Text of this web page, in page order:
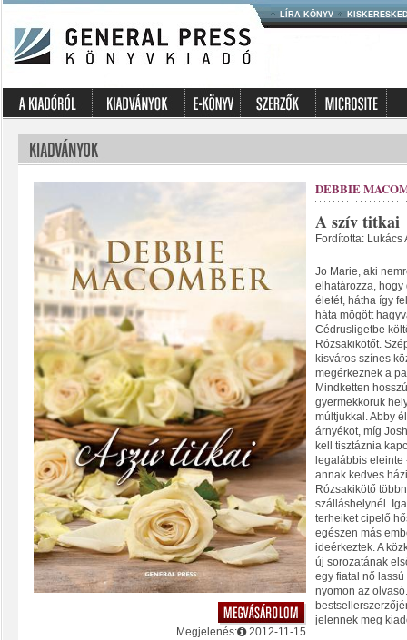
LÍRA KÖNYV
Megjelenés:
2012-11-15
DEBBIE
A szív titkai
Fordította: Lukács
Jo Marie, aki
elhatározza, hogy
életét, hátha így
háta mögött
Cédrusligetbe
Rózsakikötőt.
kisváros színes
megérkeznek a
Mindketten
gyermekkoruk
múltjukkal. Abby
árnyékot, míg
kell tisztáznia
legalábbis eleinte
annak kedves
Rózsakikötő
szálláshelynél.
terheiket cipelő
egészen más
ideérkeztek. A
új sorozatának
egy fiatal nő
nyomon az
jelennek meg